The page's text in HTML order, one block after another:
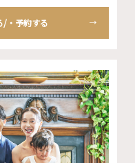
/・予約する